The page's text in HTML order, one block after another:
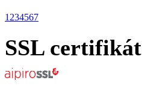
1 234567
SSL certifikát